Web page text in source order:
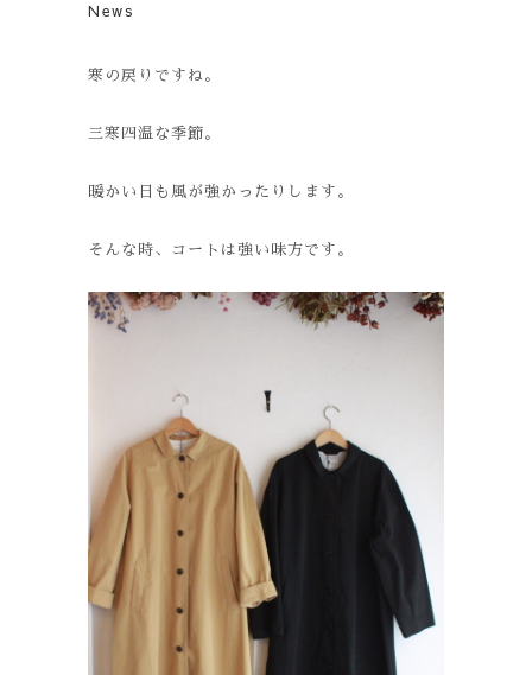
News
寒の戻りですね。
三寒四温な季節。
暖かい日も風が強かったりします。
そんな時、コートは強い味方です。